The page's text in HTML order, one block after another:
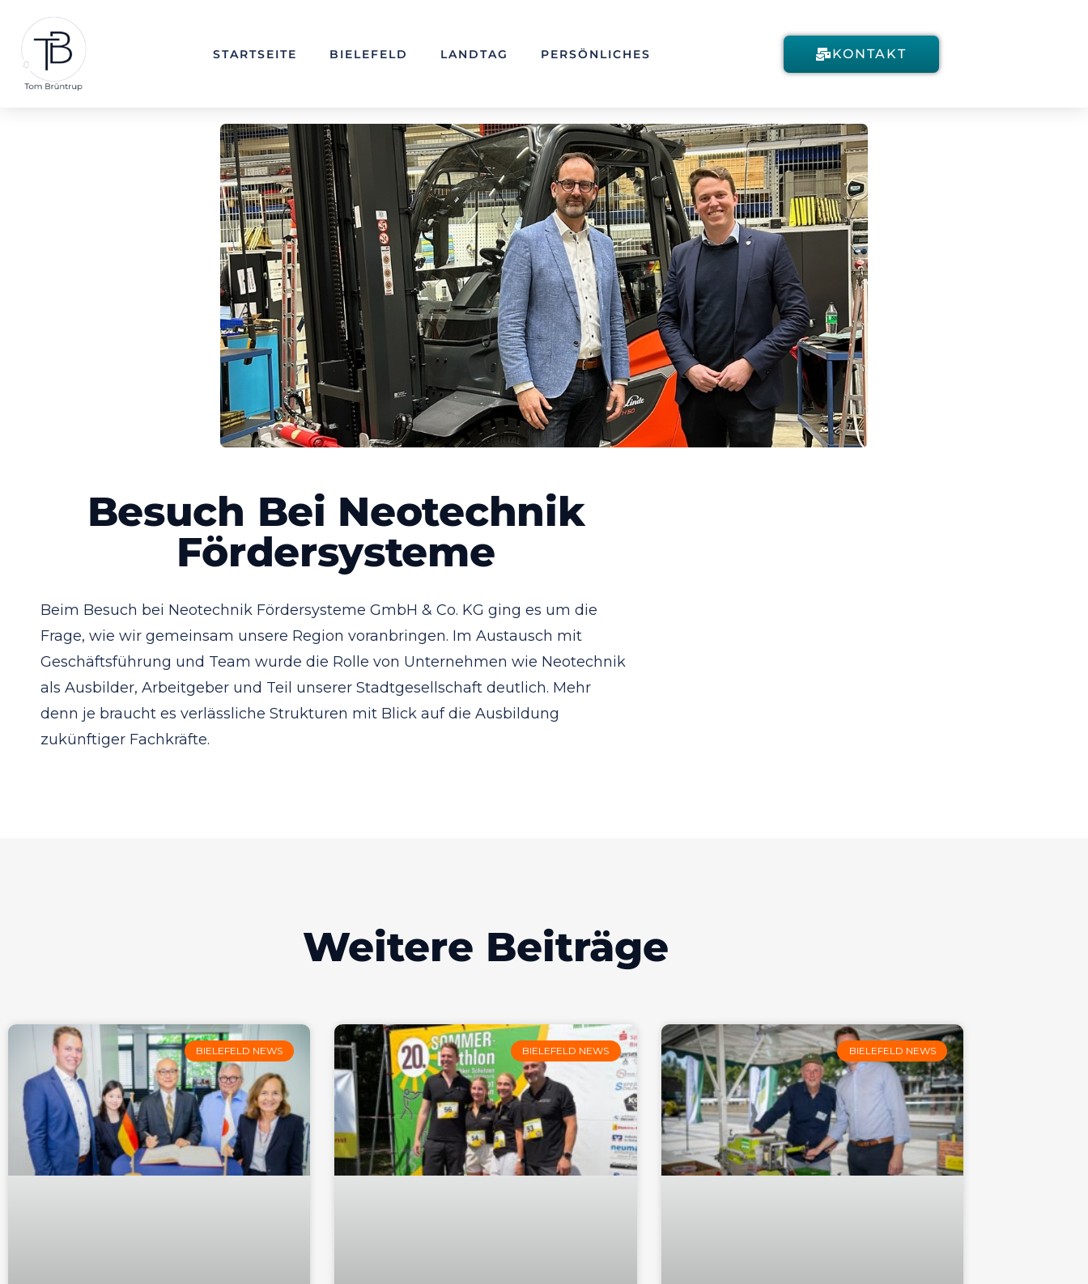
STARTSEITE BIELEFELD LANDTAG PERSÖNLICHES KONTAKT
Besuch Bei Neotechnik
Fördersysteme
Beim Besuch bei Neotechnik Fördersysteme GmbH & Co. KG ging es um die
Frage, wie wir gemeinsam unsere Region voranbringen. Im Austausch mit
Geschäftsführung und Team wurde die Rolle von Unternehmen wie Neotechnik
als Ausbilder, Arbeitgeber und Teil unserer Stadtgesellschaft deutlich. Mehr
denn je braucht es verlässliche Strukturen mit Blick auf die Ausbildung
zukünftiger Fachkräfte.
Weitere Beiträge
BIELEFELD NEWS BIELEFELD NEWS BIELEFELD NEWS